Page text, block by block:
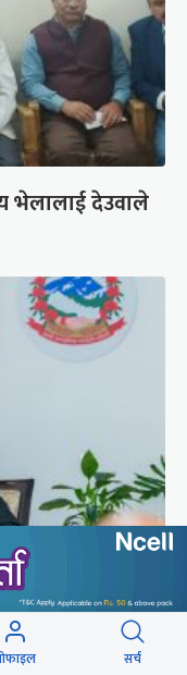
भेलालाई देउवाले
संसदीय
सर्च